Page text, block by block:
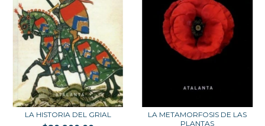
LA HISTORIA DEL GRIAL
LA METAMORFOSIS DE LAS
PLANTAS